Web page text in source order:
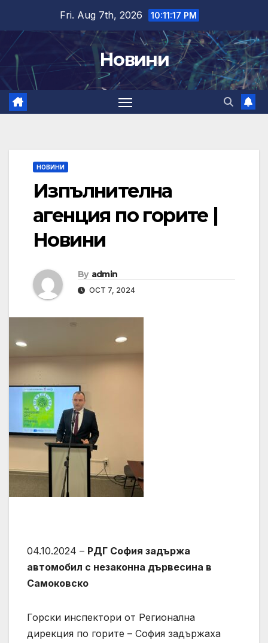
content
Fri. Aug 7th, 2026 10:11:18 PM
Новини
НОВИНИ
Изпълнителна
агенция по горите |
Новини
By admin
OCT 7, 2024
04.10.2024 – РДГ София задържа
автомобил с незаконна дървесина в
Самоковско
Горски инспектори от Регионална
дирекция по горите – София задържаха